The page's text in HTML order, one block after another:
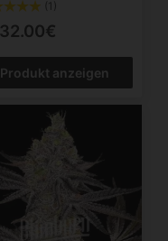
(1)
32.00€
Produkt anzeigen